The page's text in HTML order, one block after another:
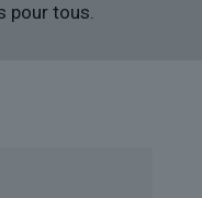
pour tous.